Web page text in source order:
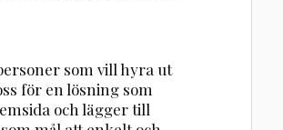
som vill hyra ut
för en lösning som
och lägger till